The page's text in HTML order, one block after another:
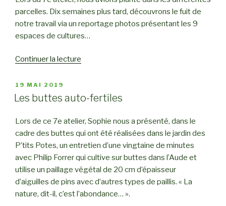
parcelles. Dix semaines plus tard, découvrons le fuit de
notre travail via un reportage photos présentant les 9
espaces de cultures…
Continuer la lecture
après
premières
plantations… »
PUBLIÉ
LE
19 MAI 2019
Les buttes auto-fertiles
Lors de ce 7e atelier, Sophie nous a présenté, dans le
cadre des buttes qui ont été réalisées dans le jardin des
P’tits Potes, un entretien d’une vingtaine de minutes
avec Philip Forrer qui cultive sur buttes dans l’Aude et
utilise un paillage végétal de 20 cm d’épaisseur
d’aiguilles de pins avec d’autres types de paillis. « La
nature, dit-il, c’est l’abondance… ».